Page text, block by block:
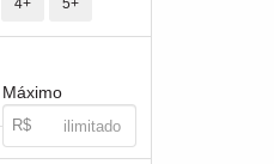
4+ 5+
Máximo